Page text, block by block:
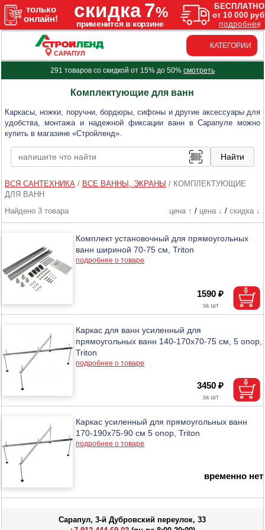
САРАПУЛ
КАТЕГОРИИ
291 товаров со скидкой от 15% до 50% смотреть
Комплектующие для ванн
Каркасы, ножки, поручни, бордюры, сифоны и другие аксессуары для
удобства, монтажа и надежной фиксации ванн в Сарапуле можно
купить в магазине «Стройленд».
ВСЯ САНТЕХНИКА/ ВСЕ ВАННЫ, ЭКРАНЫ / КОМПЛЕКТУЮЩИЕ
ДЛЯ ВАНН
Найдено 3 товара
цена ↑ / цена ↓ / скидка ↓
Комплект установочный для прямоугольных
ванн шириной 70-75 см, Triton
подробнее о товаре
1590 ₽
Каркас для ванн усиленный для
прямоугольных ванн 140-170х70-75 см, 5 опор,
Triton
подробнее о товаре
3450 ₽
Каркас усиленный для прямоугольных ванн
170-190х75-90 см 5 опор, Triton
подробнее о товаре
временно нет
Сарапул, 3-й Дубровский переулок, 33